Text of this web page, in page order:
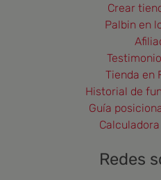
Crear
Palbin en
Tienda en
Historial de
Guía
Redes